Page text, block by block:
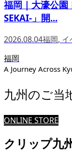
福岡｜大濠公園
SEKAI-」開...
2026.08.04福岡, イ
福岡
A Journey Across
九州のご当
ONLINE STORE
クリップ九